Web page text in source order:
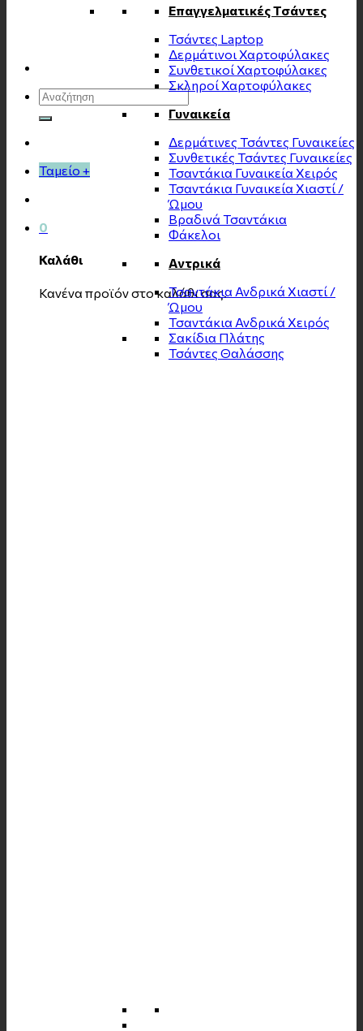
Αναζήτηση
για:
Ταμείο +
0
Καλάθι
Κανένα προϊόν στο καλάθι σας.
Επαγγελματικές Τσάντες
Τσάντες Laptop
Δερμάτινοι Χαρτοφύλακες
Συνθετικοί Χαρτοφύλακες
Σκληροί Χαρτοφύλακες
Γυναικεία
Δερμάτινες Τσάντες Γυναικείες
Συνθετικές Τσάντες Γυναικείες
Τσαντάκια Γυναικεία Χειρός
Τσαντάκια Γυναικεία Χιαστί /
Ώμου
Βραδινά Τσαντάκια
Φάκελοι
Αντρικά
Τσαντάκια Ανδρικά Χιαστί /
Ώμου
Τσαντάκια Ανδρικά Χειρός
Σακίδια Πλάτης
Τσάντες Θαλάσσης